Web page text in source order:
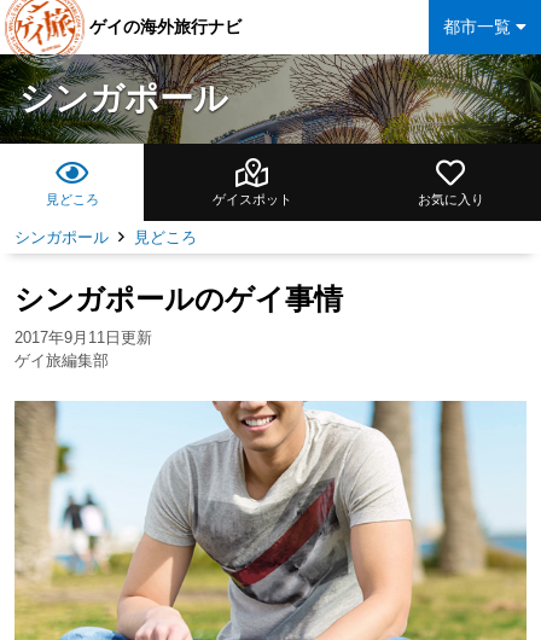
都市一覧
ゲイの海外旅行ナビ
シンガポール
見どころ ゲイスポット お気に入り
シンガポール 見どころ
シンガポールのゲイ事情
2017年9月11日更新
ゲイ旅編集部